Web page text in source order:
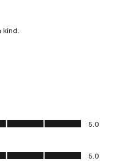
5.0
5.0